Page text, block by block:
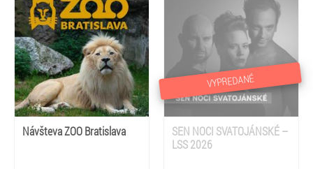
Návšteva ZOO Bratislava
VYPREDANÉ
SEN NOCI SVATOJÁNSKÉ –
LSS 2026